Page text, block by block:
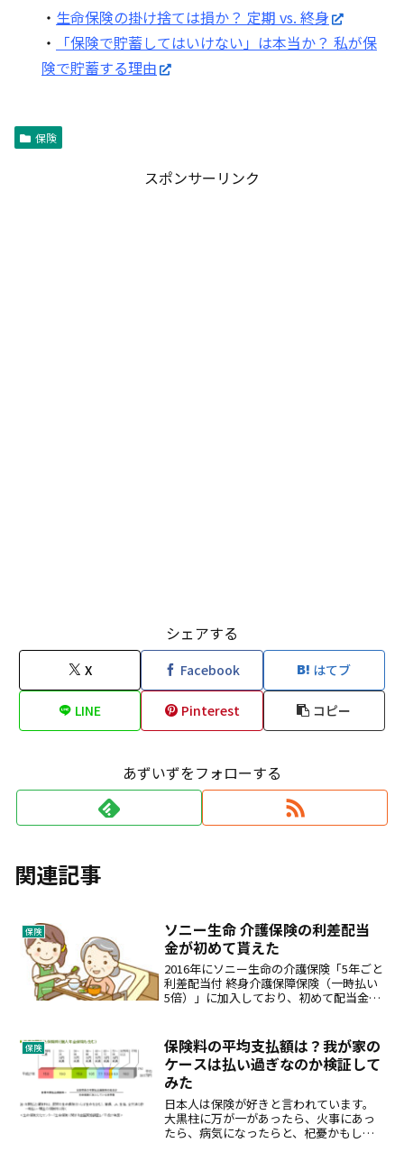
・ 生命保険の掛け捨ては損か？ 定期 vs. 終身
・
「保険で貯蓄してはいけない」は本当か？ 私が保
険で貯蓄する理由
保険
スポンサーリンク
シェアする
X Facebook はてブ
LINE Pinterest コピー
あずいずをフォローする
関連記事
保険
ソニー生命 介護保険の利差配当
金が初めて貰えた
2016年にソニー生命の介護保険「5年ごと
利差配当付 終身介護保障保険（一時払い
5倍）」に加入しており、初めて配当金が
えるお守りのような保険です。低金利が
長く続いてお...
保険
保険料の平均支払額は？我が家の
ケースは払い過ぎなのか検証して
みた
日本人は保険が好きと言われています。
大黒柱に万が一があったら、火事にあっ
たら、病気になったらと、杞憂かもしれ